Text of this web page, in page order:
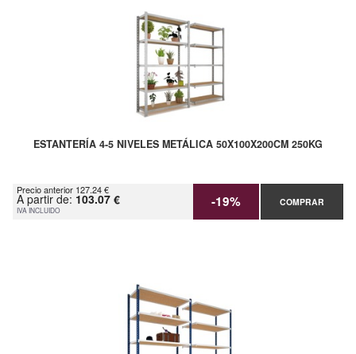
ESTANTERÍA 4-5 NIVELES METÁLICA 50X100X200CM 250KG
Precio anterior 127.24 €
A partir de: 103.07 €
IVA INCLUIDO -19% COMPRAR